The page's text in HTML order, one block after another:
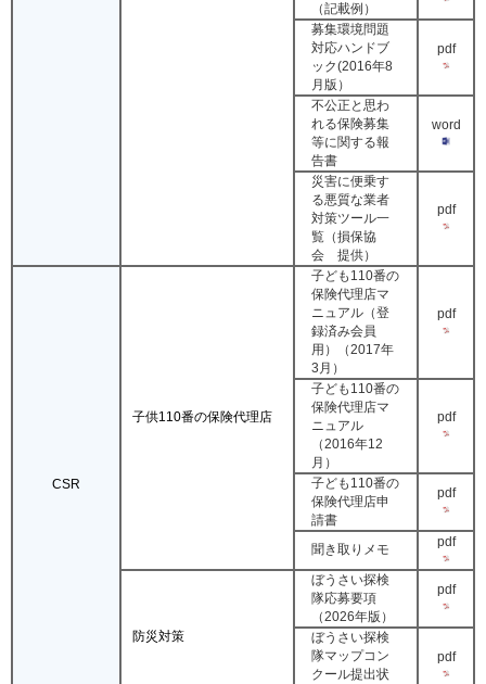
（記載例）
募集環境問題
対応ハンドブ
ック(2016年8
月版）
pdf
不公正と思わ
れる保険募集
等に関する報
告書
word
災害に便乗す
る悪質な業者
対策ツール一
覧（損保協
会 提供）
pdf
CSR
子供110番の保険代理店
子ども110番の
保険代理店マ
ニュアル（登
録済み会員
用）（2017年
3月）
pdf
子ども110番の
保険代理店マ
ニュアル
（2016年12
月）
pdf
子ども110番の
保険代理店申
請書
pdf
聞き取りメモ
pdf
防災対策
ぼうさい探検
隊応募要項
（2026年版）
pdf
ぼうさい探検
隊マップコン
クール提出状
pdf